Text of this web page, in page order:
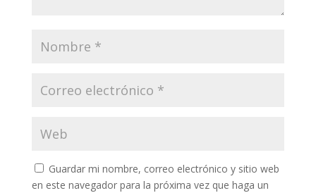
Guardar mi nombre, correo electrónico y sitio web
en este navegador para la próxima vez que haga un